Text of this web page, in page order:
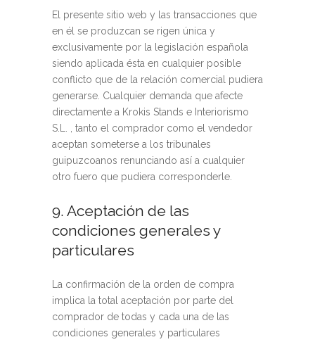
El presente sitio web y las transacciones que
en él se produzcan se rigen única y
exclusivamente por la legislación española
siendo aplicada ésta en cualquier posible
conflicto que de la relación comercial pudiera
generarse. Cualquier demanda que afecte
directamente a Krokis Stands e Interiorismo
S.L. , tanto el comprador como el vendedor
aceptan someterse a los tribunales
guipuzcoanos renunciando así a cualquier
otro fuero que pudiera corresponderle.
9. Aceptación de las
condiciones generales y
particulares
La confirmación de la orden de compra
implica la total aceptación por parte del
comprador de todas y cada una de las
condiciones generales y particulares